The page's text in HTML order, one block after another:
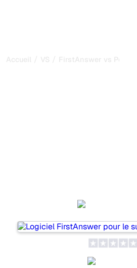
Accueil / VS / FirstAnswer vs Peec AI